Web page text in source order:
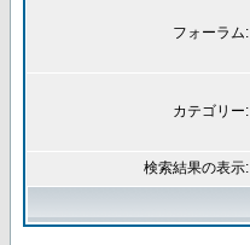
フォーラム:
カテゴリー:
検索結果の表示: